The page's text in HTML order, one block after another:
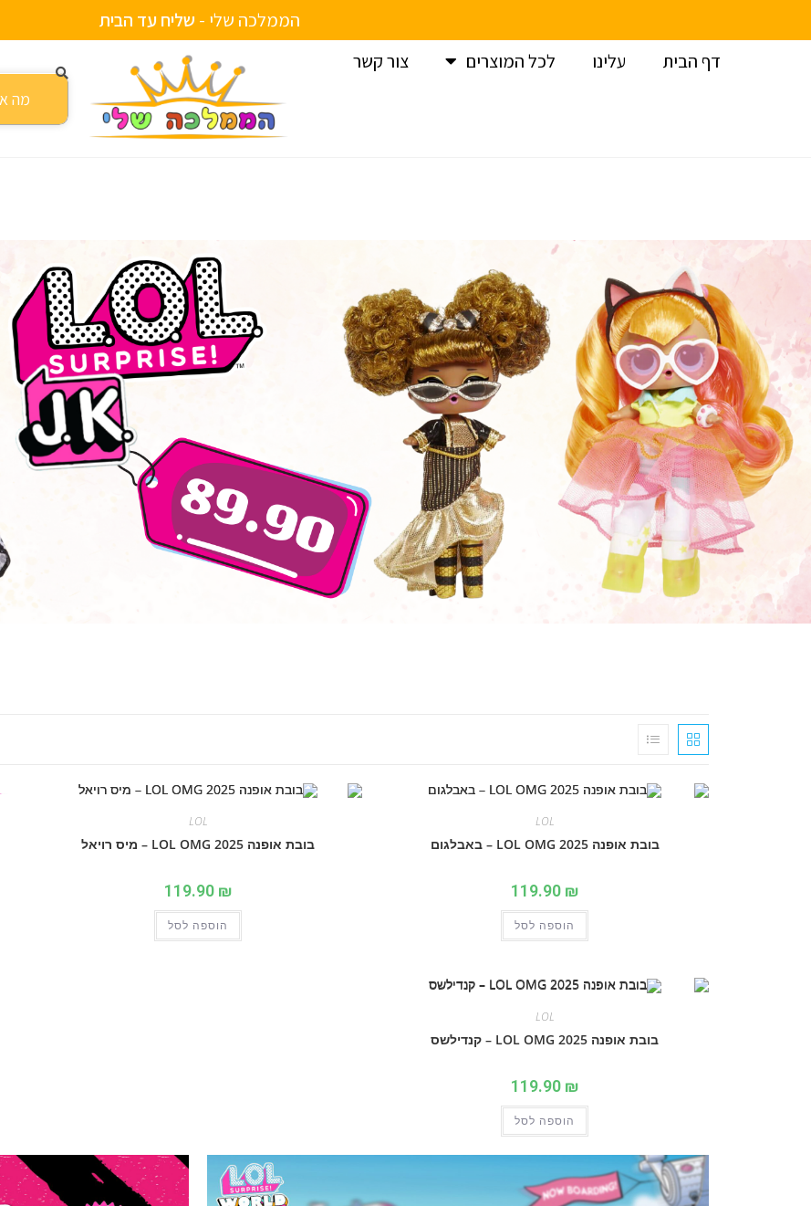
הממלכה שלי -
דף הבית
עלינו לכל המוצרים צור קשר
LOL
בובת אופנה 2025 LOL OMG – באבלגום
119.90 ₪
הוספה לסל
LOL
בובת אופנה 2025 LOL OMG – מיס רויאל
119.90 ₪
הוספה לסל
LOL
בובת אופנה 2025 LOL OMG – קנדילשס
119.90 ₪
הוספה לסל